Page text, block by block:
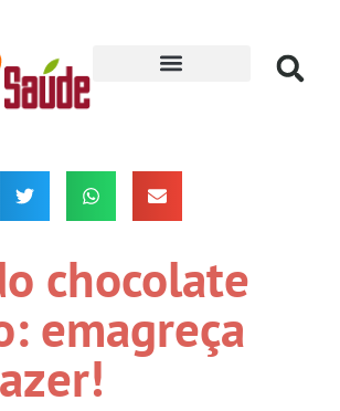
chocolate
emagreça